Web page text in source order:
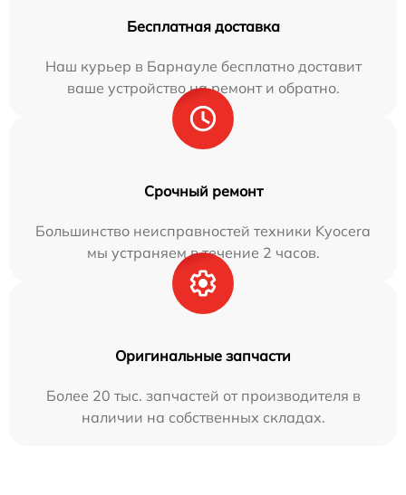
Бесплатная доставка
Наш курьер в Барнауле бесплатно доставит
ваше устройство на ремонт и обратно.
Срочный ремонт
Большинство неисправностей техники Kyocera
мы устраняем в течение 2 часов.
Оригинальные запчасти
Более 20 тыс. запчастей от производителя в
наличии на собственных складах.